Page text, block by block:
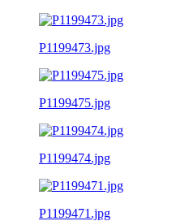
P1199473.jpg
P1199475.jpg
P1199474.jpg
P1199471.jpg